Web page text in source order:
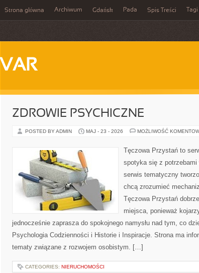
Strona główna Archiwum Gdańsk Pada Spis Treści Tagi
VAR
ZDROWIE PSYCHICZNE
POSTED BY ADMIN MAJ - 23 - 2026 MOŻLIWOŚĆ
Tęczowa Przystań to
spotyka się z potrzebami
serwis tematyczny
chcą zrozumieć
Tęczowa Przystań
miejsca, ponieważ
jednocześnie zaprasza do spokojnego namysłu nad tym, co
Psychologia Codzienności i Historie i Inspiracje. Strona ma
tematy związane z rozwojem osobistym. […]
CATEGORIES: NIERUCHOMOŚCI